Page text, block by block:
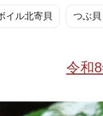
珈琲/
旬の食
キッズ
ペット
イル北寄貝 つぶ貝
令和